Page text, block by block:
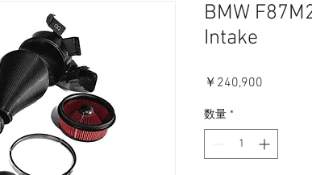
BMW
Intake
￥240,900
数量 *